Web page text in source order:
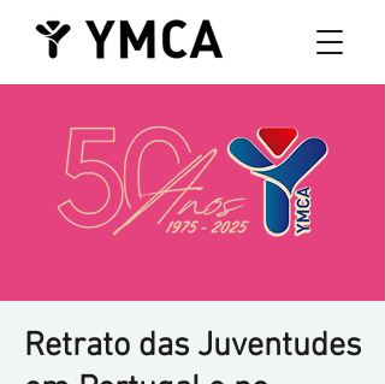
Retrato das Juventudes